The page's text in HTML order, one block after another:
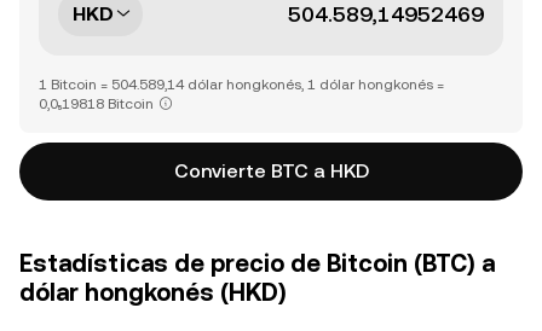
HKD
1 Bitcoin = 504.589,14 dólar hongkonés, 1 dólar hongkonés =
0,0₅19818 Bitcoin
Convierte BTC a HKD
Estadísticas de precio de Bitcoin (BTC) a
dólar hongkonés (HKD)